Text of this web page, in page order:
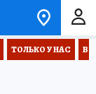
ТОЛЬКО У НАС